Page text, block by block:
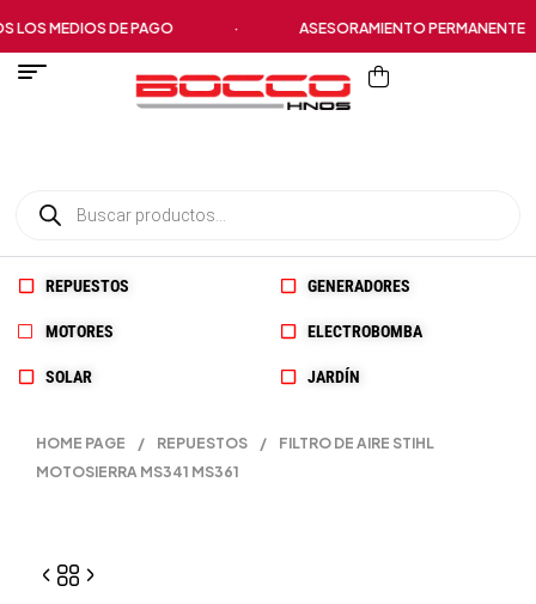
MEDIOS DE PAGO ASESORAMIENTO PERMANENTE
REPUESTOS GENERADORES
MOTORES ELECTROBOMBA
SOLAR JARDÍN
HOME PAGE / REPUESTOS /
FILTRO DE AIRE STIHL
MOTOSIERRA MS341 MS361